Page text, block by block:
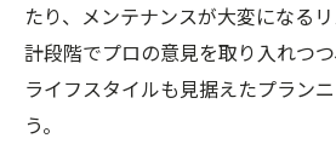
たり、メンテナンスが大変になる
計段階でプロの意見を取り入れつ
ライフスタイルも見据えたプラン
う。